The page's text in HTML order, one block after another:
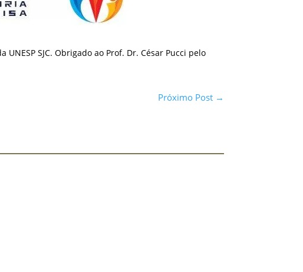
SJC. Obrigado ao Prof. Dr. César Pucci pelo
Próximo Post→